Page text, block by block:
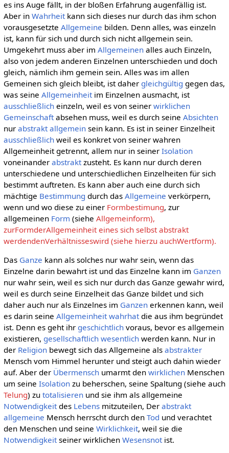
es ins Auge fällt, in der bloßen Erfahrung augenfällig ist.
Aber in Wahrheitkann sich dieses nur durch das ihm schon
vorausgesetzte Allgemeine bilden. Denn alles, was einzeln
ist, kann für sich und durch sich nicht allgemein sein.
Umgekehrt muss aber im Allgemeinenalles auch Einzeln,
also von jedem anderen Einzelnen unterschieden und doch
gleich, nämlich ihm gemein sein. Alles was im allen
Gemeinen sich gleich bleibt, ist daher gleichgültig gegen das,
was seine Allgemeinheitim Einzelnen ausmacht, ist
ausschließlicheinzeln, weil es von seiner wirklichen
Gemeinschaftabsehen muss, weil es durch seine Absichten
nur abstrakt allgemeinsein kann. Es ist in seiner Einzelheit
ausschließlichweil es konkret von seiner wahren
Allgemeinheit getrennt, allem nur in seiner Isolation
voneinander abstraktzusteht. Es kann nur durch deren
unterschiedene und unterschiedlichen Einzelheiten für sich
bestimmt auftreten. Es kann aber auch eine durch sich
mächtige Bestimmung durch das Allgemeine verkörpern,
wenn und wo diese zu einer Formbestimung, zur
allgemeinen Form (siehe Allgemeinform),
zurFormderAllgemeinheit eines sich selbst abstrakt
werdendenVerhältnisseswird (siehe hierzu auchWertform).
Das Ganze kann als solches nur wahr sein, wenn das
Einzelne darin bewahrt ist und das Einzelne kann im Ganzen
nur wahr sein, weil es sich nur durch das Ganze gewahr wird,
weil es durch seine Einzelheit das Ganze bildet und sich
daher auch nur als Einzelnes im Ganzenerkennen kann, weil
es darin seine Allgemeinheit wahrhatdie aus ihm begründet
ist. Denn es geht ihr geschichtlichvoraus, bevor es allgemein
existieren, gesellschaftlich wesentlichwerden kann. Nur in
der Religionbewegt sich das Allgemeine als abstrakter
Mensch vom Himmel herunter und steigt auch dahin wieder
auf. Aber der Übermenschumarmt den wirklichenMenschen
um seine Isolationzu beherschen, seine Spaltung (siehe auch
Telung) zu totalisierenund sie ihm als allgemeine
Notwendigkeitdes Lebensmitzuteilen, Der abstrakt
allgemeine Mensch herrscht durch den Tod und verachtet
den Menschen und seine Wirklichkeit, weil sie die
Notwendigkeitseiner wirklichen Wesensnotist.